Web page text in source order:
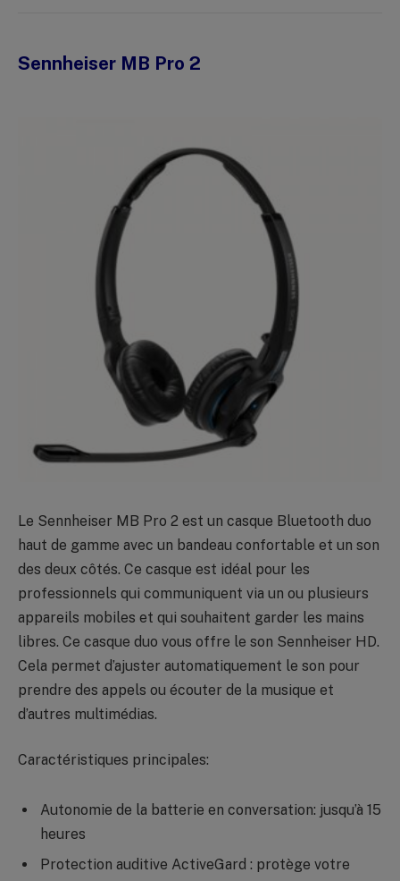
Sennheiser MB Pro 2
Le Sennheiser MB Pro 2 est un casque Bluetooth duo
haut de gamme avec un bandeau confortable et un son
des deux côtés. Ce casque est idéal pour les
professionnels qui communiquent via un ou plusieurs
appareils mobiles et qui souhaitent garder les mains
libres. Ce casque duo vous offre le son Sennheiser HD.
Cela permet d’ajuster automatiquement le son pour
prendre des appels ou écouter de la musique et
d’autres multimédias.
Caractéristiques principales:
Autonomie de la batterie en conversation: jusqu’à 15
heures
Protection auditive ActiveGard : protège votre